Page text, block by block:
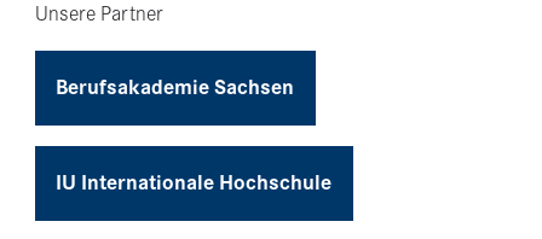
Unsere Partner
Berufsakademie Sachsen
IU Internationale Hochschule